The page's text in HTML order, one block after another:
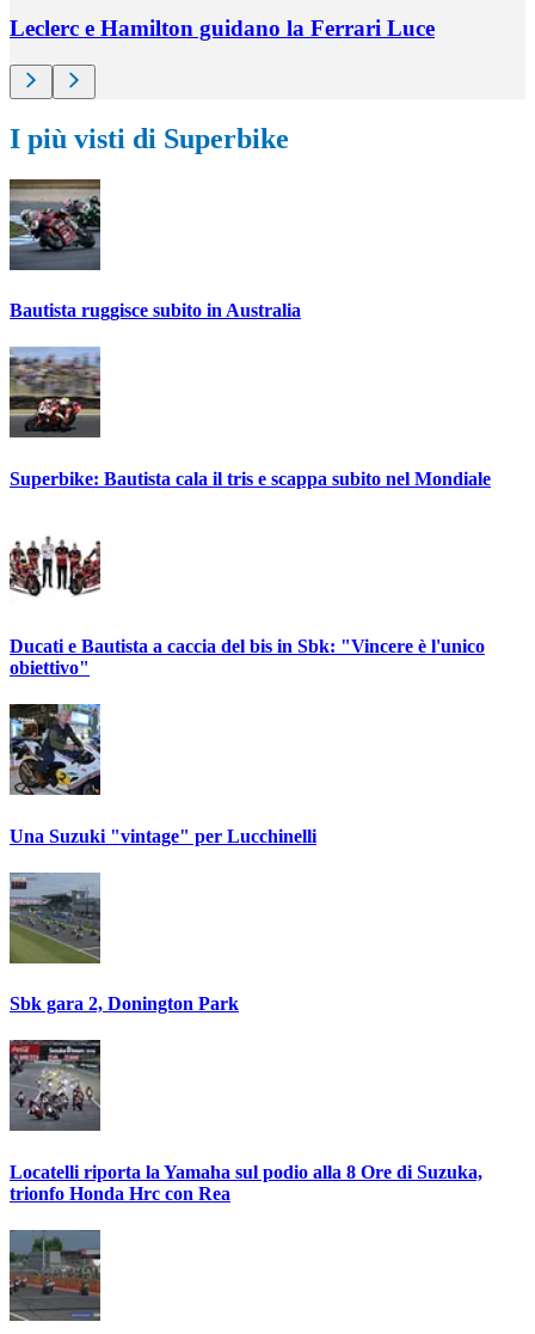
Leclerc e Hamilton guidano la Ferrari Luce
I più visti di Superbike
Bautista ruggisce subito in Australia
Superbike: Bautista cala il tris e scappa subito nel Mondiale
Ducati e Bautista a caccia del bis in Sbk: "Vincere è l'unico
obiettivo"
Una Suzuki "vintage" per Lucchinelli
Sbk gara 2, Donington Park
Locatelli riporta la Yamaha sul podio alla 8 Ore di Suzuka,
trionfo Honda Hrc con Rea